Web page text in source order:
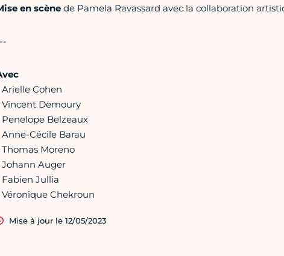
en scènede Pamela Ravassard avec la collaboration
Arielle Cohen
Vincent Demoury
Penelope Belzeaux
Anne-Cécile Barau
Thomas Moreno
Johann Auger
Fabien Jullia
Véronique Chekroun
Mise à jour le 12/05/2023